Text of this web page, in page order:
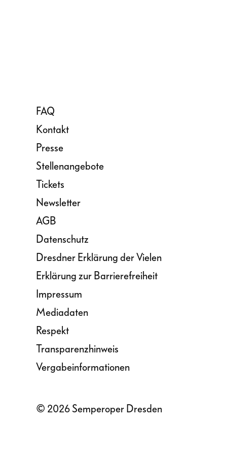
FAQ
Kontakt
Presse
Stellenangebote
Tickets
Newsletter
AGB
Datenschutz
Dresdner Erklärung der Vielen
Erklärung zur Barrierefreiheit
Impressum
Mediadaten
Respekt
Transparenzhinweis
Vergabeinformationen
© 2026 Semperoper Dresden